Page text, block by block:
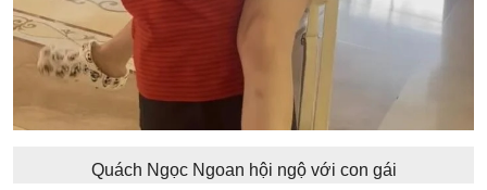
Quách Ngọc Ngoan hội ngộ với con gái